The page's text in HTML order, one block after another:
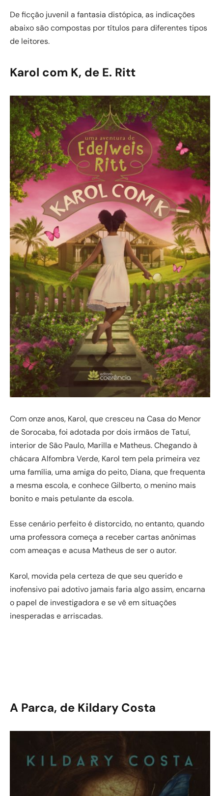
De ficção juvenil a fantasia distópica, as indicações
abaixo são compostas por títulos para diferentes tipos
de leitores.
Karol com K, de E. Ritt
Com onze anos, Karol, que cresceu na Casa do Menor
de Sorocaba, foi adotada por dois irmãos de Tatuí,
interior de São Paulo, Marilla e Matheus. Chegando à
chácara Alfombra Verde, Karol tem pela primeira vez
uma família, uma amiga do peito, Diana, que frequenta
a mesma escola, e conhece Gilberto, o menino mais
bonito e mais petulante da escola.
Esse cenário perfeito é distorcido, no entanto, quando
uma professora começa a receber cartas anônimas
com ameaças e acusa Matheus de ser o autor.
Karol, movida pela certeza de que seu querido e
inofensivo pai adotivo jamais faria algo assim, encarna
o papel de investigadora e se vê em situações
inesperadas e arriscadas.
A Parca, de Kildary Costa